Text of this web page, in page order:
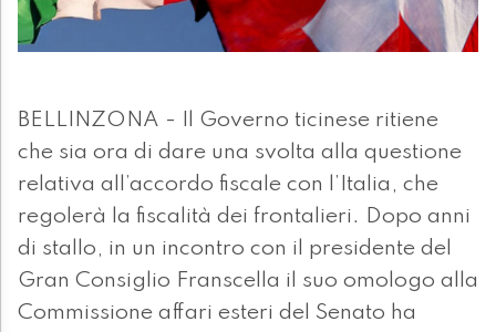
BELLINZONA - Il Governo ticinese ritiene
che sia ora di dare una svolta alla questione
relativa all’accordo fiscale con l’Italia, che
regolerà la fiscalità dei frontalieri. Dopo anni
di stallo, in un incontro con il presidente del
Gran Consiglio Franscella il suo omologo alla
Commissione affari esteri del Senato ha